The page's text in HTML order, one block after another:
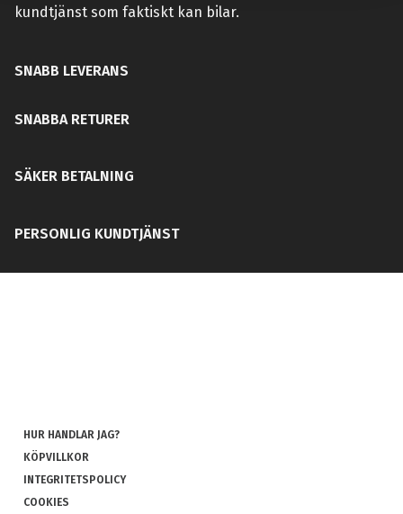
kundtjänst som faktiskt kan bilar.
SNABB LEVERANS
SNABBA RETURER
SÄKER BETALNING
PERSONLIG KUNDTJÄNST
HUR HANDLAR JAG?
KÖPVILLKOR
INTEGRITETSPOLICY
COOKIES